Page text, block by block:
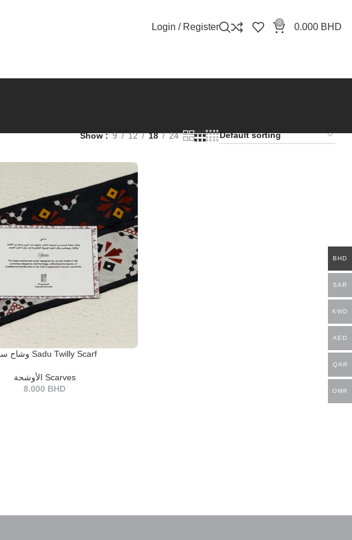
Login / Register 0 0.000 BHD
Show 9 12 18 24
وشاح سدو Sadu Twilly Scarf
الأوشحة Scarves
8.000 BHD
BHD
SAR
KWD
AED
QAR
OMR